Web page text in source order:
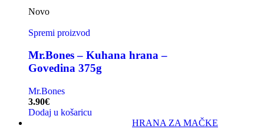
Novo
Spremi proizvod
Mr.Bones – Kuhana hrana –
Govedina 375g
Mr.Bones
3.90€
Dodaj u košaricu
HRANA ZA MAČKE